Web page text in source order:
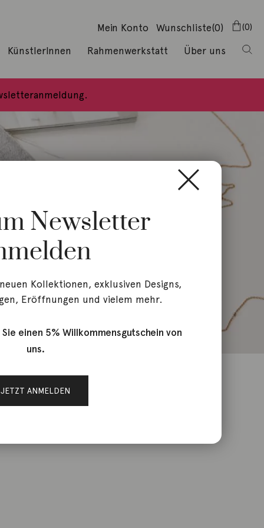
Mein Konto (0)
Wunschliste 0
KünstlerInnen Rahmenwerkstatt Über uns
Newsletter
Kollektionen, exklusiven Designs,
Eröffnungen und vielem mehr.
einen 5% Willkommensgutschein von
uns.
JETZT ANMELDEN